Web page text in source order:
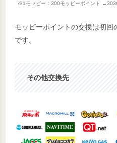
※1モッピー：300モッピーポイント
モッピーポイントの交換は初
です。
その他交換先